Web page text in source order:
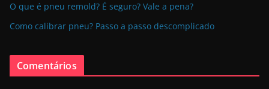
O que é pneu remold? É seguro? Vale a pena?
Como calibrar pneu? Passo a passo descomplicado
Comentários